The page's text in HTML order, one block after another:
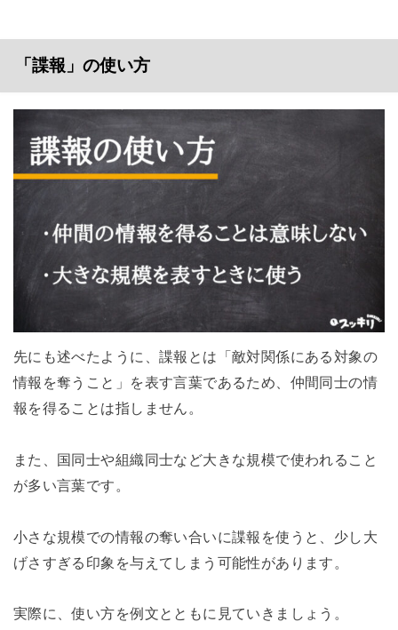
「諜報」の使い方
先にも述べたように、諜報とは「敵対関係にある対象の
情報を奪うこと」を表す言葉であるため、仲間同士の情
報を得ることは指しません。
また、国同士や組織同士など大きな規模で使われること
が多い言葉です。
小さな規模での情報の奪い合いに諜報を使うと、少し大
げさすぎる印象を与えてしまう可能性があります。
実際に、使い方を例文とともに見ていきましょう。